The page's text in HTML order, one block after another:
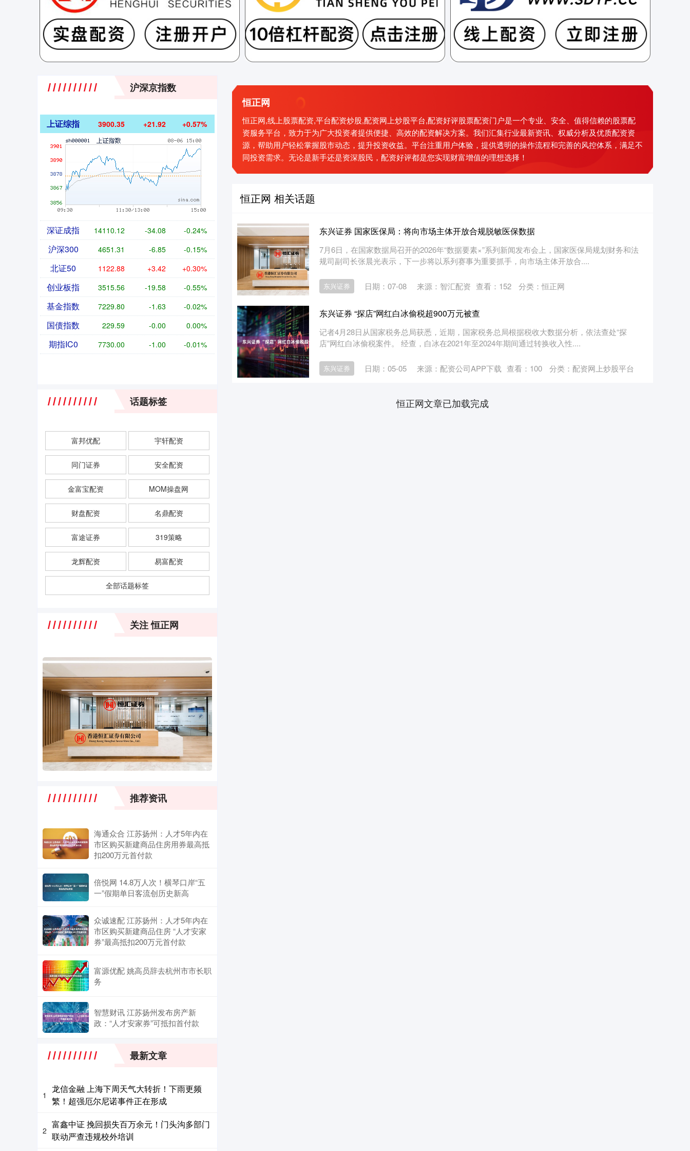
恒正网
恒正网,线上股票配资,平台配资炒股,配资网上炒股平台,配资好评股票配资门户是一个专业、安全、值得信赖的股票配
资服务平台，致力于为广大投资者提供便捷、高效的配资解决方案。我们汇集行业最新资讯、权威分析及优质配资资
源，帮助用户轻松掌握股市动态，提升投资收益。平台注重用户体验，提供透明的操作流程和完善的风控体系，满足不
同投资需求。无论是新手还是资深股民，配资好评都是您实现财富增值的理想选择！
恒正网 相关话题
东兴证券 国家医保局：将向市场主体开放合规脱敏医保数据
7月6日，在国家数据局召开的2026年“数据要素×”系列新闻发布会上，国家医保局规划财务和法
规司副司长张晨光表示，下一步将以系列赛事为重要抓手，向市场主体开放合....
东兴证券 日期：07-08 来源：智汇配资 查看： 152 分类： 恒正网
东兴证券 “探店”网红白冰偷税超900万元被查
记者4月28日从国家税务总局获悉，近期，国家税务总局根据税收大数据分析，依法查处“探
店”网红白冰偷税案件。 经查，白冰在2021年至2024年期间通过转换收入性....
东兴证券 日期：05-05 来源：配资公司APP下载 查看： 100 分类： 配资网上炒股平台
恒正网文章已加载完成
沪深京指数
上证综指 3900.35 +21.92 +0.57%
深证成指 14110.12 -34.08 -0.24%
沪深300 4651.31 -6.85 -0.15%
北证50 1122.88 +3.42 +0.30%
创业板指 3515.56 -19.58 -0.55%
基金指数 7229.80 -1.63 -0.02%
国债指数 229.59 -0.00 0.00%
期指IC0 7730.00 -1.00 -0.01%
话题标签
富邦优配 宇轩配资
同门证券 安全配资
金富宝配资 MOM操盘网
财盘配资 名鼎配资
富途证券 319策略
龙辉配资 易富配资
全部话题标签
关注 恒正网
推荐资讯
海通众合 江苏扬州：人才5年内在
市区购买新建商品住房用券最高抵
扣200万元首付款
倍悦网 14.8万人次！横琴口岸“五
一”假期单日客流创历史新高
众诚速配 江苏扬州：人才5年内在
市区购买新建商品住房 “人才安家
券”最高抵扣200万元首付款
富源优配 姚高员辞去杭州市市长职
务
智慧财讯 江苏扬州发布房产新
政：“人才安家券”可抵扣首付款
最新文章
1
龙信金融 上海下周天气大转折！下雨更频
繁！超强厄尔尼诺事件正在形成
2
富鑫中证 挽回损失百万余元！门头沟多部门
联动严查违规校外培训